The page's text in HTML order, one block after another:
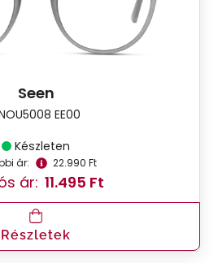
Seen
EE00
Készleten
ár: 22.990 Ft
ár: 11.495 Ft
Részletek